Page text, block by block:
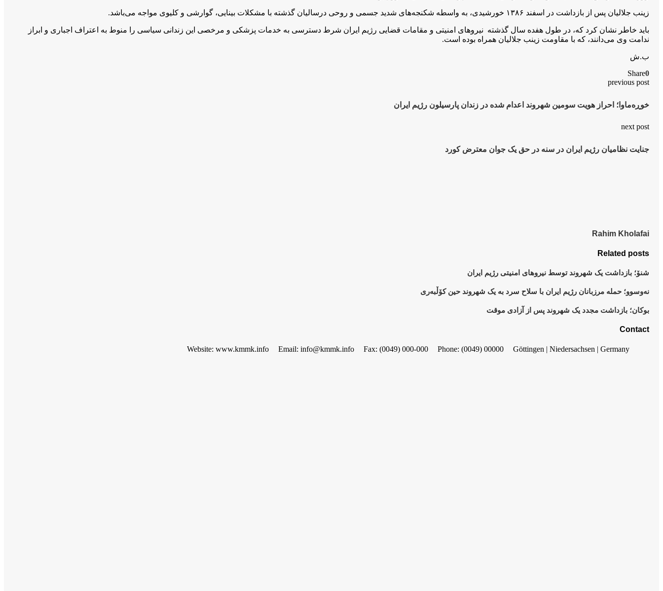
زینب جلالیان پس از بازداشت در اسفند ۱۳٨۶ خورشیدی، به واسطه شکنجه‌های شدید جسمی و روحی درسالیان گذشته با مشکلات بینایی، گوارشی و کلیوی مواجه می‌باشد.
باید خاطر نشان کرد که، در طول هفده سال گذشته نیروهای امنیتی و مقامات قضایی رژیم ایران شرط دسترسی به خدمات پزشکی و مرخصی این زندانی سیاسی را منوط به اعتراف اجباری و ابراز
ندامت وی می‌دانند، که با مقاومت زینب جلالیان همراه بوده است.
ب.ش
Share0
previous post
خوڕەماوا؛ احراز هویت سومین شهروند اعدام شده در زندان پارسیلون رژیم ایران
next post
جنایت نظامیان رژیم ایران در سنه در حق یک جوان معترض کورد
Rahim Kholafai
Related posts
شنۆ؛ بازداشت یک شهروند توسط نیروهای امنیتی رژیم ایران
نەوسوو؛ حمله مرزبانان رژیم ایران با سلاح سرد به یک شهروند حین کۆڵبەری
بوکان؛ بازداشت مجدد یک شهروند پس از آزادی موقت
Contact
Göttingen | Niedersachsen | Germany
Phone: (0049) 00000
Fax: (0049) 000-000
Email: info@kmmk.info
Website: www.kmmk.info